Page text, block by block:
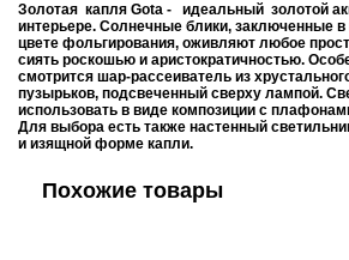
Золотая капля Gota - идеальный золотой
интерьере. Солнечные блики, заключенные
цвете фольгирования, оживляют любое
сиять роскошью и аристократичностью.
смотрится шар-рассеиватель из
пузырьков, подсвеченный сверху лампой.
использовать в виде композиции с
Для выбора есть также настенный
и изящной форме капли.
Похожие товары